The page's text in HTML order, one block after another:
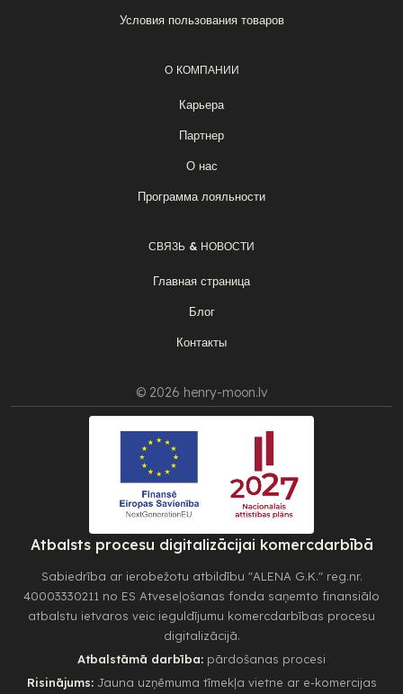
Условия пользования товаров
О КОМПАНИИ
Карьера
Партнер
О нас
Программа лояльности
СВЯЗЬ & НОВОСТИ
Главная страница
Блог
Контакты
© 2026 henry-moon.lv
Atbalsts procesu digitalizācijai komercdarbībā
Sabiedrība ar ierobežotu atbildību "ALENA G.K." reg.nr.
40003330211 no ES Atveseļošanas fonda saņemto finansiālo
atbalstu ietvaros veic ieguldījumu komercdarbības procesu
digitalizācijā.
Atbalstāmā darbība: pārdošanas procesi
Risinājums:Jauna uzņēmuma tīmekļa vietne ar e-komercijas